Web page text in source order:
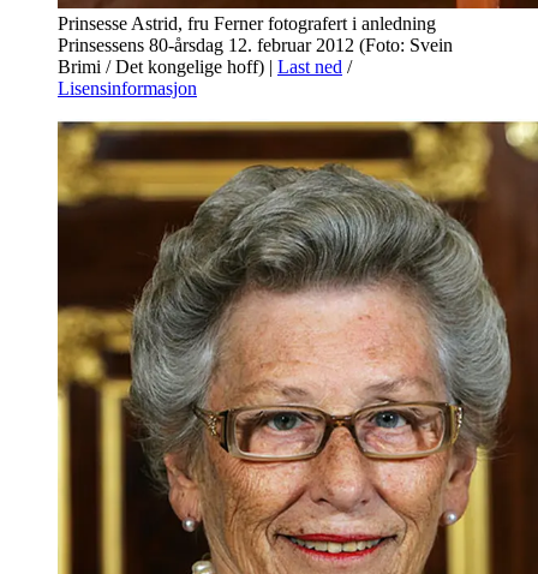
Prinsesse Astrid, fru Ferner fotografert i anledning
Prinsessens 80-årsdag 12. februar 2012 (Foto: Svein
Brimi / Det kongelige hoff) | Last ned /
Lisensinformasjon